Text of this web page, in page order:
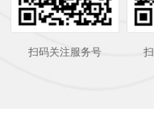
扫码关注服务号